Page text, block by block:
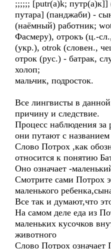
;;;;;; [putr(a)k;
путара] (панджаби) -
(наёмный) работник;
Фасмеру), отрокъ (ц.-
(укр.), otrok (словен.,
отрок (рус.) - батрак,
холоп;
мальчик, подросток.
Все лингвисты в
причину и следствие.
Процесс наблюдения за
они путают с названием
Слово Потрох ,как
относится к понятию
Оно означает -
Смотрите сами Потрох
маленького
Все так и думают,что
На самом деле еда из
маленьких кусочков
животного
Слово Потрох означает